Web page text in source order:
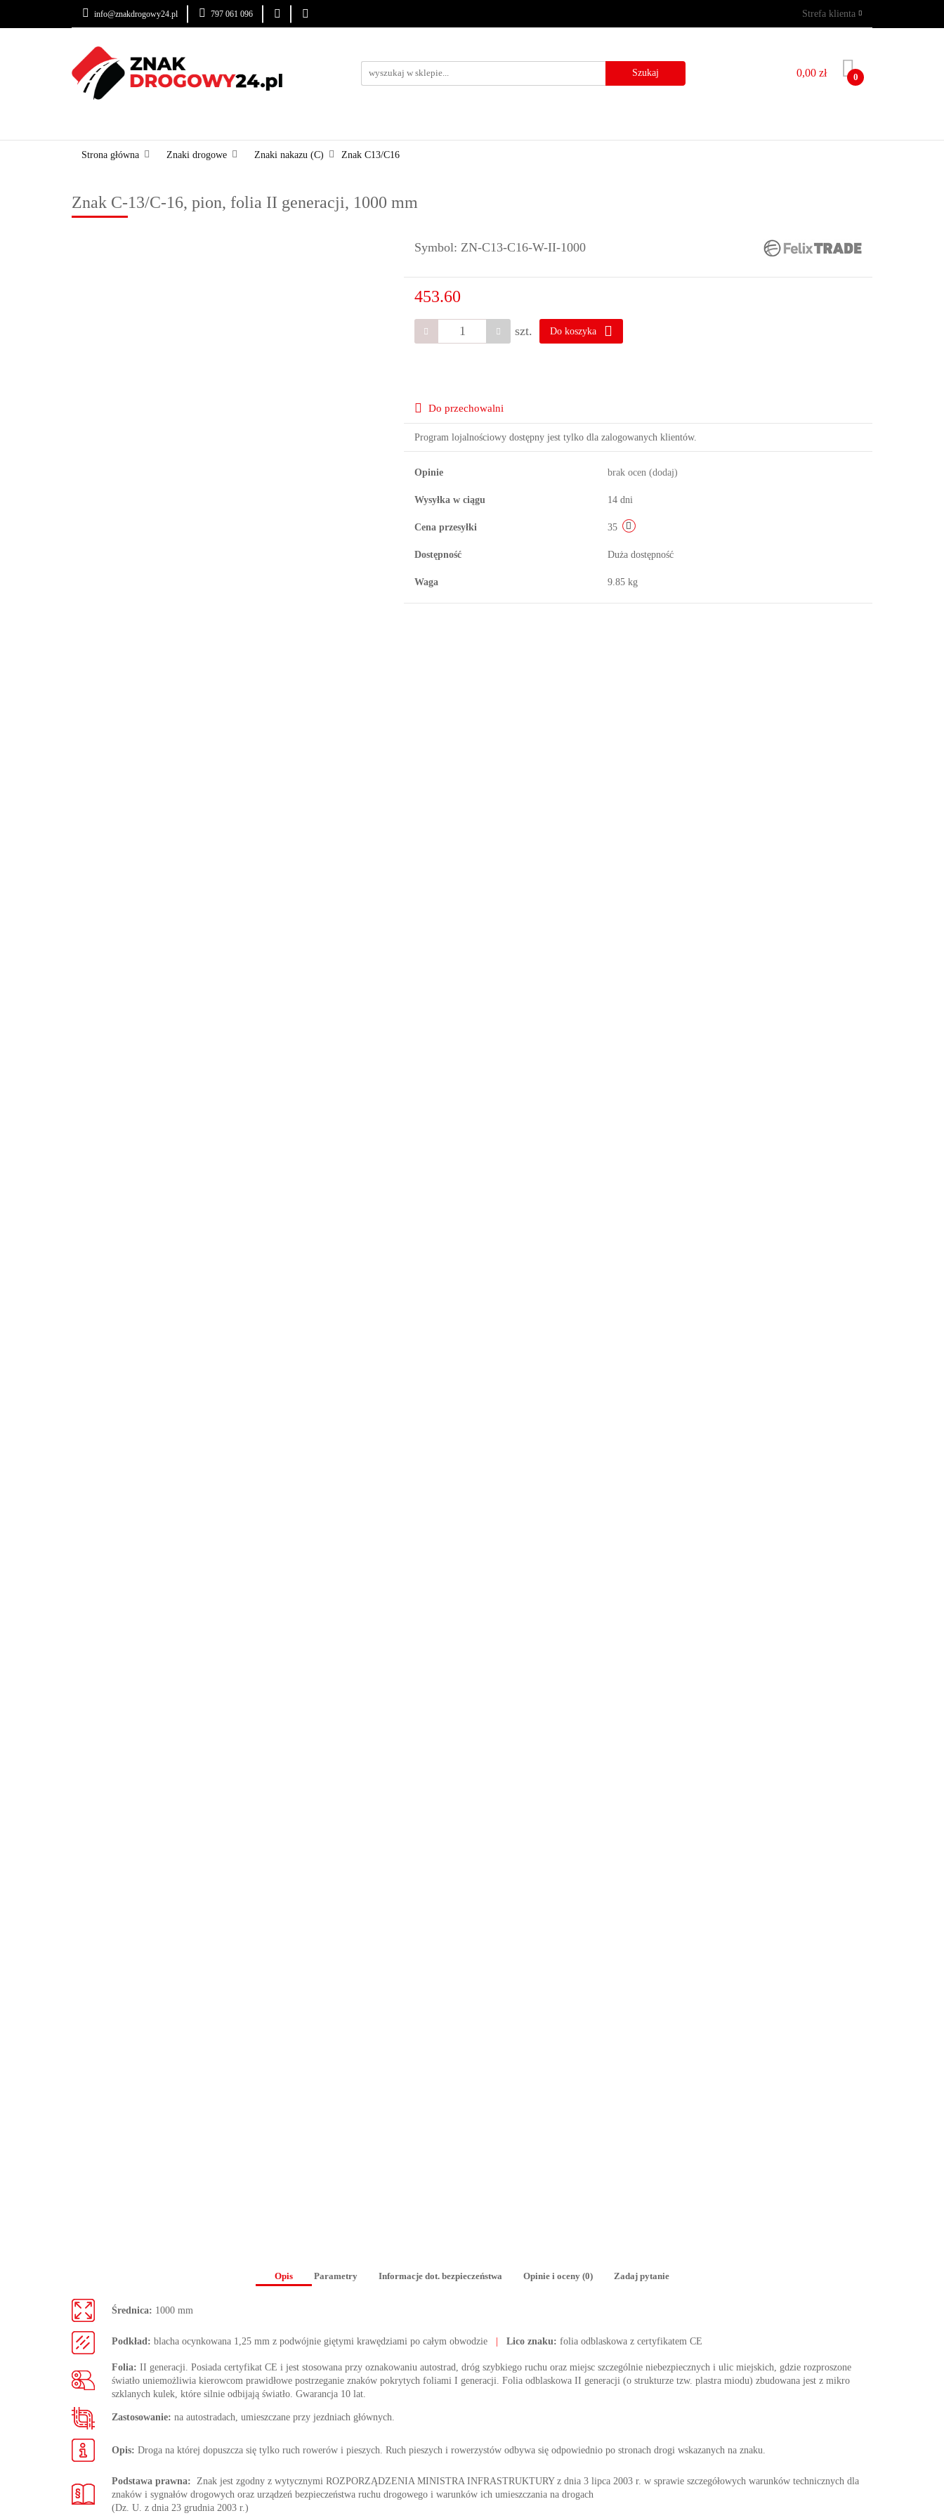
info@znakdrogowy24.pl 797 061 096 Strefa klienta
Zarejestruj się
Dodaj zgłoszenie
0,00 zł 0
ZNAKI DROGOWE
Strona główna Znaki drogowe Znaki nakazu (C) Znak C13/C16
Znak C-13/C-16, pion, folia II generacji, 1000 mm
Symbol: ZN-C13-C16-W-II-1000
453.60
szt. Do koszyka
Do przechowalni
Program lojalnościowy dostępny jest tylko dla zalogowanych klientów.
Opinie brak ocen (dodaj)
Wysyłka w ciągu 14 dni
Cena przesyłki 35
Dostępność Duża dostępność
Waga 9.85 kg
Opis Parametry Informacje dot. bezpieczeństwa Opinie i oceny (0) Zadaj pytanie
Średnica: 1000 mm
Podkład: blacha ocynkowana 1,25 mm z podwójnie giętymi krawędziami po całym obwodzie Lico znaku: folia odblaskowa z certyfikatem CE
Folia: II generacji. Posiada certyfikat CE i jest stosowana przy oznakowaniu autostrad, dróg szybkiego ruchu oraz miejsc szczególnie niebezpiecznych i ulic miejskich, gdzie rozproszone
światło uniemożliwia kierowcom prawidłowe postrzeganie znaków pokrytych foliami I generacji. Folia odblaskowa II generacji (o strukturze tzw. plastra miodu) zbudowana jest z mikro
szklanych kulek, które silnie odbijają światło. Gwarancja 10 lat.
Zastosowanie: na autostradach, umieszczane przy jezdniach głównych.
Opis: Droga na której dopuszcza się tylko ruch rowerów i pieszych. Ruch pieszych i rowerzystów odbywa się odpowiednio po stronach drogi wskazanych na znaku.
Podstawa prawna: Znak jest zgodny z wytycznymi ROZPORZĄDZENIA MINISTRA INFRASTRUKTURY z dnia 3 lipca 2003 r. w sprawie szczegółowych warunków technicznych dla
znaków i sygnałów drogowych oraz urządzeń bezpieczeństwa ruchu drogowego i warunków ich umieszczania na drogach
(Dz. U. z dnia 23 grudnia 2003 r.)